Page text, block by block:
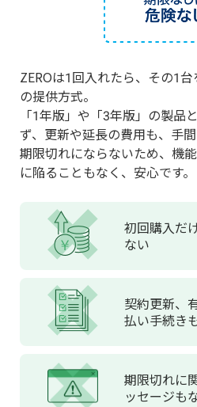
ZEROは1回入れたら、その1
の提供方式。
「1年版」や「3年版」の製品
ず、更新や延長の費用も、手間
期限切れにならないため、機
に陥ることもなく、安心です。
初回購入だ
ない
契約更新、
払い手続き
期限切れに
ッセージも